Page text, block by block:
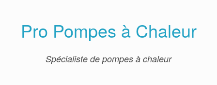
Pro Pompes à Chaleur
Spécialiste de pompes à chaleur